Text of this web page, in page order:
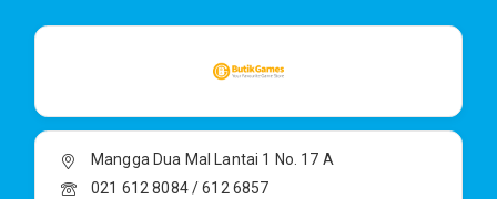
Mangga Dua Mal Lantai 1 No. 17 A
021 612 8084 / 612 6857